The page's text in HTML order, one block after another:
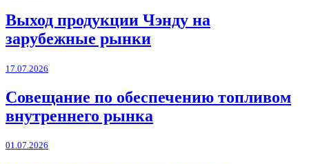
Выход продукции Чэнду на
зарубежные рынки
17.07.2026
Совещание по обеспечению топливом
внутреннего рынка
01.07.2026